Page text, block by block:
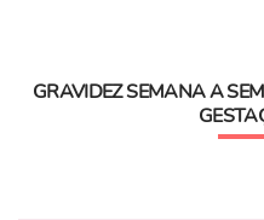
GRAVIDEZ SEMANA A